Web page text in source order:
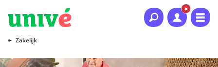
Naar hoofdinhoud
Naar hoofdnavigatie
Naar footer
Zakelijk